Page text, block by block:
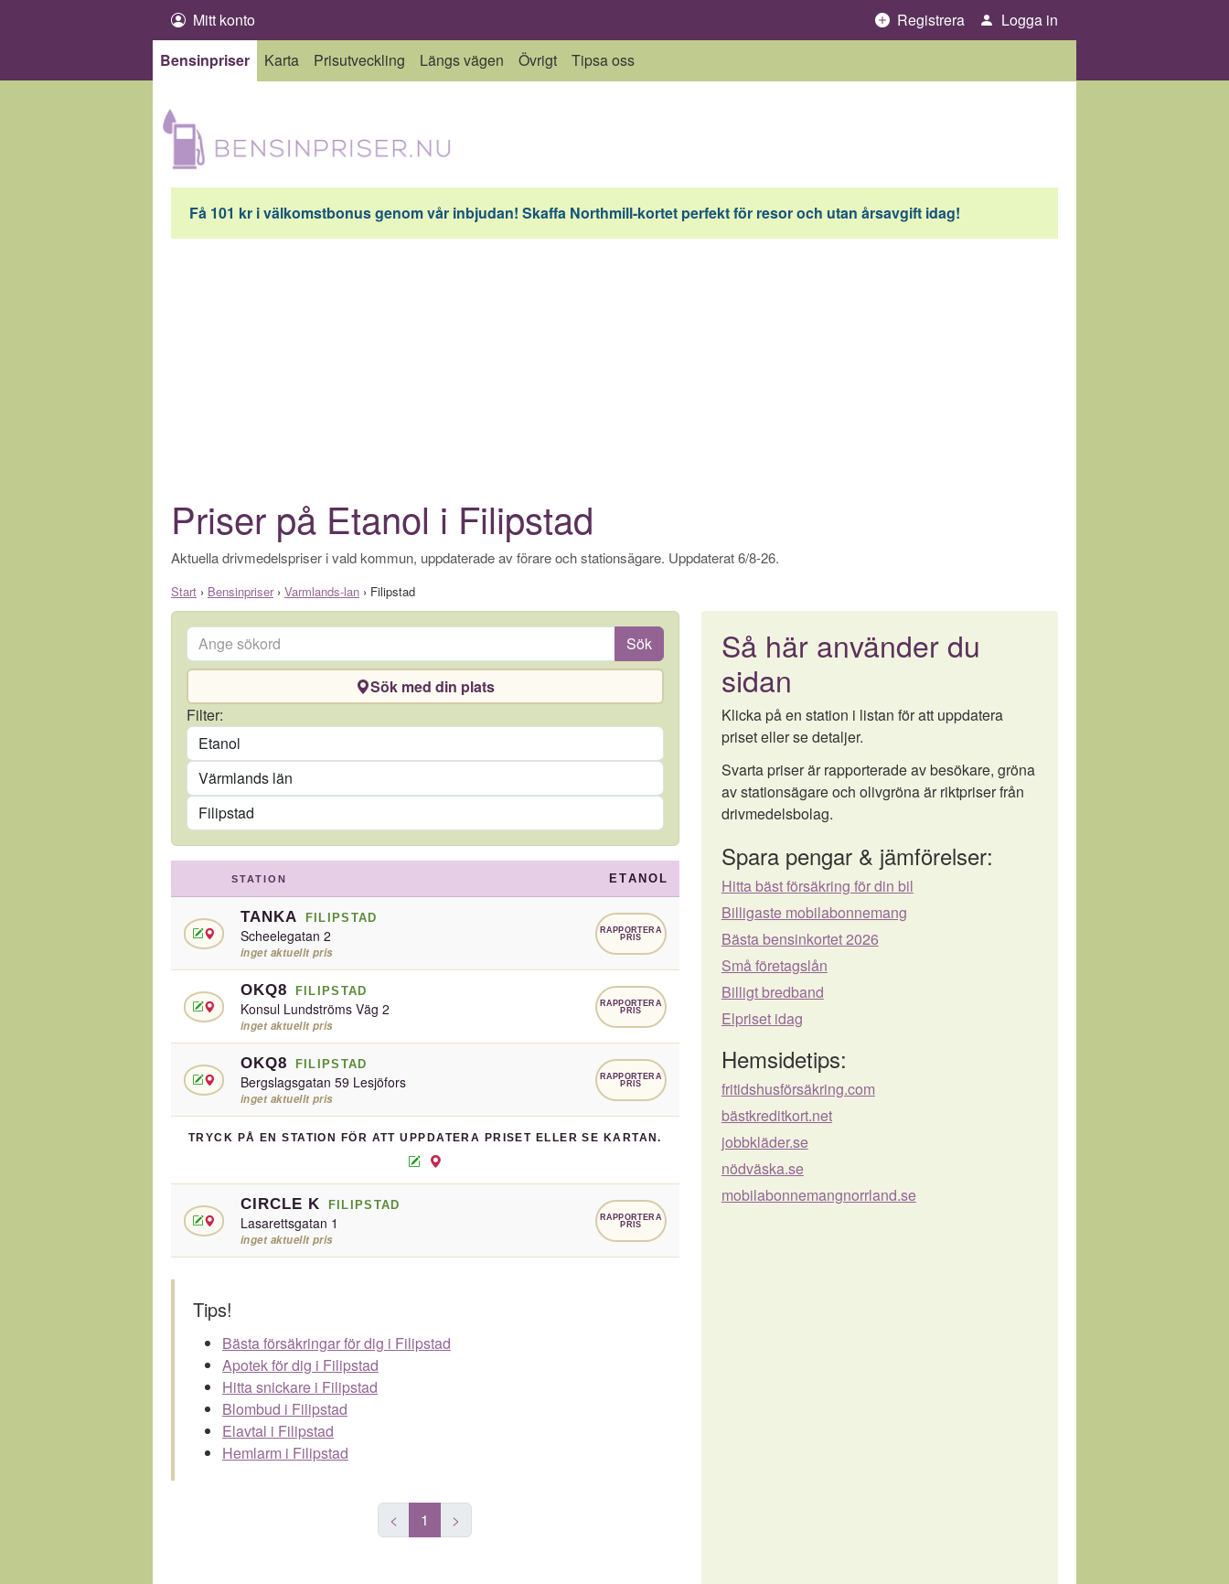
Mitt konto Registrera
Logga in
Bensinpriser
Karta Prisutveckling Längs vägen Övrigt Tipsa oss
Få 101 kr i välkomstbonus genom vår inbjudan! Skaffa Northmill-kortet perfekt för resor och utan årsavgift idag!
Priser på Etanol i Filipstad
Aktuella drivmedelspriser i vald kommun, uppdaterade av förare och stationsägare. Uppdaterat 6/8-26.
Start › Bensinpriser› Varmlands-lan › Filipstad
Ange sökord Sök
Sök med din plats
Filter:
Län
Kommun
STATION ETANOL
TANKA FILIPSTAD
Scheelegatan 2
inget aktuellt pris
RAPPORTERA
PRIS
OKQ8 FILIPSTAD
Konsul Lundströms Väg 2
inget aktuellt pris
RAPPORTERA
PRIS
OKQ8 FILIPSTAD
Bergslagsgatan 59 Lesjöfors
inget aktuellt pris
RAPPORTERA
PRIS
TRYCK PÅ EN STATION FÖR ATT UPPDATERA PRISET ELLER SE KARTAN.
CIRCLE K FILIPSTAD
Lasarettsgatan 1
inget aktuellt pris
RAPPORTERA
PRIS
Tips!
Bästa försäkringar för dig i Filipstad
Apotek för dig i Filipstad
Hitta snickare i Filipstad
Blombud i Filipstad
Elavtal i Filipstad
Hemlarm i Filipstad
< 1 >
Så här använder du
sidan
Klicka på en station i listan för att uppdatera
priset eller se detaljer.
Svarta priser är rapporterade av besökare, gröna
av stationsägare och olivgröna är riktpriser från
drivmedelsbolag.
Spara pengar & jämförelser:
Hitta bäst försäkring för din bil
Billigaste mobilabonnemang
Bästa bensinkortet 2026
Små företagslån
Billigt bredband
Elpriset idag
Hemsidetips:
fritidshusförsäkring.com
bästkreditkort.net
jobbkläder.se
nödväska.se
mobilabonnemangnorrland.se